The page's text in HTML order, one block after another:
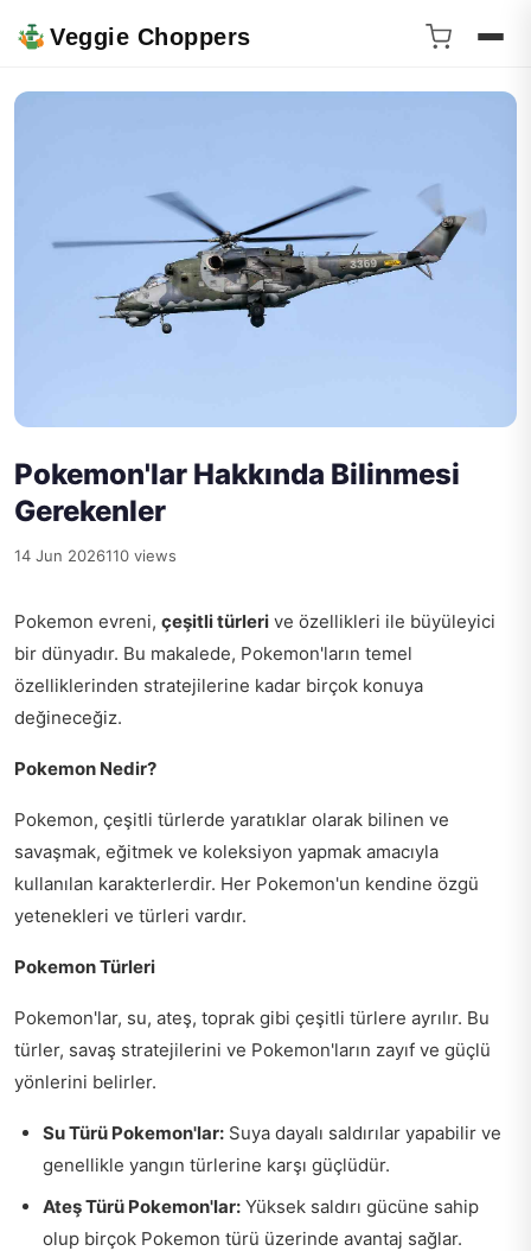
Veggie Choppers
Pokemon'lar Hakkında Bilinmesi
Gerekenler
14 Jun 2026110 views
Pokemon evreni, çeşitli türleri ve özellikleri ile büyüleyici
bir dünyadır. Bu makalede, Pokemon'ların temel
özelliklerinden stratejilerine kadar birçok konuya
değineceğiz.
Pokemon Nedir?
Pokemon, çeşitli türlerde yaratıklar olarak bilinen ve
savaşmak, eğitmek ve koleksiyon yapmak amacıyla
kullanılan karakterlerdir. Her Pokemon'un kendine özgü
yetenekleri ve türleri vardır.
Pokemon Türleri
Pokemon'lar, su, ateş, toprak gibi çeşitli türlere ayrılır. Bu
türler, savaş stratejilerini ve Pokemon'ların zayıf ve güçlü
yönlerini belirler.
Su Türü Pokemon'lar: Suya dayalı saldırılar yapabilir ve
genellikle yangın türlerine karşı güçlüdür.
Ateş Türü Pokemon'lar: Yüksek saldırı gücüne sahip
olup birçok Pokemon türü üzerinde avantaj sağlar.